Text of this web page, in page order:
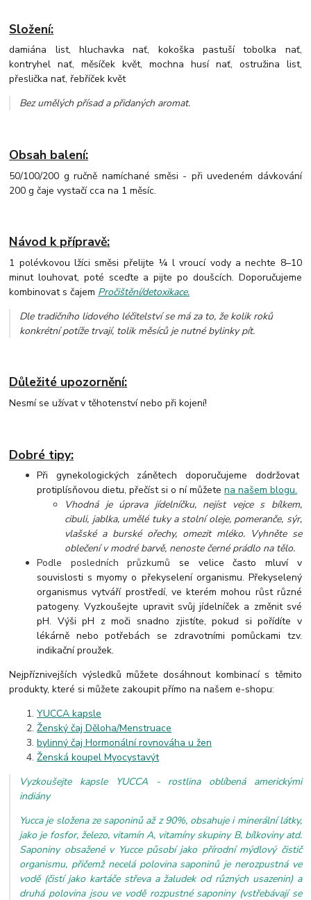
Složení:
damiána list, hluchavka nať, kokoška pastuší tobolka nať,
kontryhel nať, měsíček květ, mochna husí nať, ostružina list,
přeslička nať, řebříček květ
Bez umělých přísad a přidaných aromat.
Obsah balení:
50/100/200 g ručně namíchané směsi - při uvedeném dávkování
200 g čaje vystačí cca na 1 měsíc.
Návod k přípravě:
1 polévkovou lžíci směsi přelijte ¼ l vroucí vody a nechte 8–10
minut louhovat, poté sceďte a pijte po doušcích. Doporučujeme
kombinovat s čajem Pročištění/detoxikace.
Dle tradičního lidového léčitelství se má za to, že kolik roků
konkrétní potíže trvají, tolik měsíců je nutné bylinky pít.
Důležité upozornění:
Nesmí se užívat v těhotenství nebo při kojení!
Dobré tipy:
Při gynekologických zánětech doporučujeme dodržovat
protiplísňovou dietu, přečíst si o ní můžete na našem blogu.
Vhodná je úprava jídelníčku, nejíst vejce s bílkem,
cibuli, jablka, umělé tuky a stolní oleje, pomeranče, sýr,
vlašské a burské ořechy, omezit mléko. Vyhněte se
oblečení v modré barvě, nenoste černé prádlo na tělo.
Podle posledních průzkumůse velice častomluvív
souvislosti smyomy o překyselení organismu. Překyselený
organismus vytváří prostředí, ve kterémmohou růst různé
patogeny. Vyzkoušejte upravit svůj jídelníček a změnit své
pH. Výši pH z moči snadno zjistíte, pokud si pořídíte v
lékárně nebo potřebách se zdravotními pomůckami tzv.
indikační proužek.
Nejpříznivejších výsledků můžete dosáhnout kombinací s těmito
produkty, které si můžete zakoupit přímo na našem e-shopu:
YUCCA kapsle
Ženský čaj Děloha/Menstruace
bylinný čaj Hormonální rovnováha u žen
Ženská koupel Myocystavýt
Vyzkoušejte kapsle YUCCA - rostlina oblíbená americkými
indiány
Yucca je složena ze saponinů až z 90%, obsahuje i minerální látky,
jako je fosfor, železo, vitamín A, vitamíny skupiny B, bílkoviny atd.
Saponiny obsažené v Yucce působí jako přírodní mýdlový čistič
organismu, přičemž necelá polovina saponinů je nerozpustná ve
vodě (čistí jako kartáče střeva a žaludek od různých usazenin) a
druhá polovina jsou ve vodě rozpustné saponiny (vstřebávají se